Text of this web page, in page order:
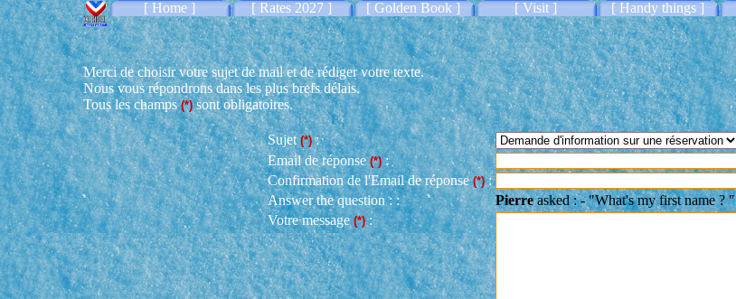
[ Home ] [ Rates 2027 ] [ Golden Book ] [ Visit ] [ Handy things ]
Merci de choisir votre sujet de mail et de rédiger votre texte.
Nous vous répondrons dans les plus brefs délais.
Tous les champs(*)sont obligatoires.
Sujet(*):
Email de réponse(*):
Confirmation de l'Email de réponse(*):
Answer the question : :
Pierreasked : - "What's my first name ? "
Votre message(*):